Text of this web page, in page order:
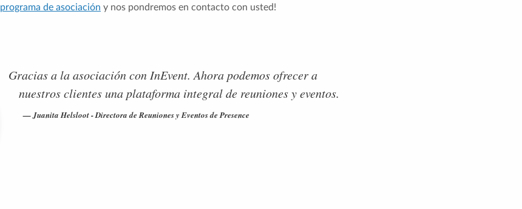
programa de asociación y nos pondremos en contacto con usted!
Gracias a la asociación con InEvent. Ahora podemos ofrecer a
nuestros clientes una plataforma integral de reuniones y eventos.
Juanita Helsloot - Directora de Reuniones y Eventos de Presence